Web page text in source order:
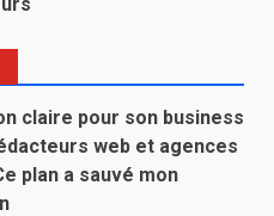
claire pour son business
web et agences
plan a sauvé mon